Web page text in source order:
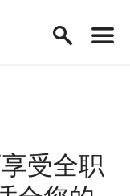
受全职